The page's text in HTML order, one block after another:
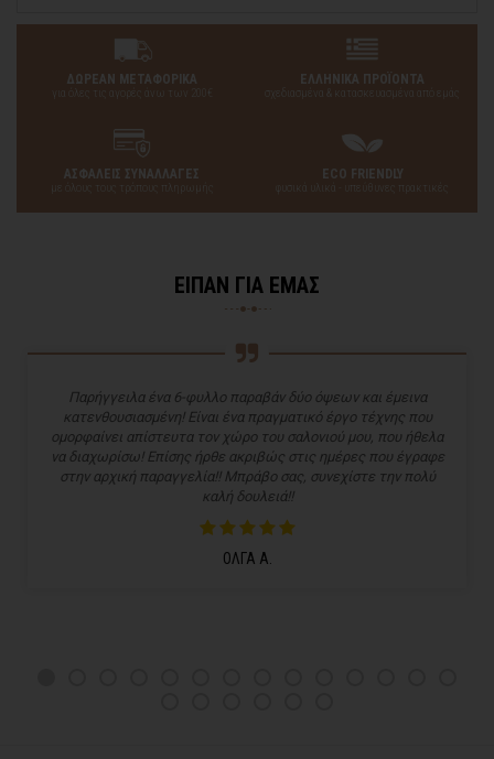
ΔΩΡΕΑΝ ΜΕΤΑΦΟΡΙΚΑ
για όλες τις αγορές άνω των 200€
ΕΛΛΗΝΙΚΑ ΠΡΟΪΟΝΤΑ
σχεδιασμένα & κατασκευασμένα από εμάς
ΑΣΦΑΛΕΙΣ ΣΥΝΑΛΛΑΓΕΣ
με όλους τους τρόπους πληρωμής
ECO FRIENDLY
φυσικά υλικά - υπεύθυνες πρακτικές
ΕΙΠΑΝ ΓΙΑ ΕΜΑΣ
Παρήγγειλα ένα 6-φυλλο παραβάν δύο όψεων και έμεινα
κατενθουσιασμένη! Είναι ένα πραγματικό έργο τέχνης που
ομορφαίνει απίστευτα τον χώρο του σαλονιού μου, που ήθελα
να διαχωρίσω! Επίσης ήρθε ακριβώς στις ημέρες που έγραφε
στην αρχική παραγγελία!! Μπράβο σας, συνεχίστε την πολύ
καλή δουλειά!!
ΟΛΓΑ Α.